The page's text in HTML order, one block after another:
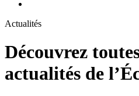
Actualités
Découvrez
actualités de